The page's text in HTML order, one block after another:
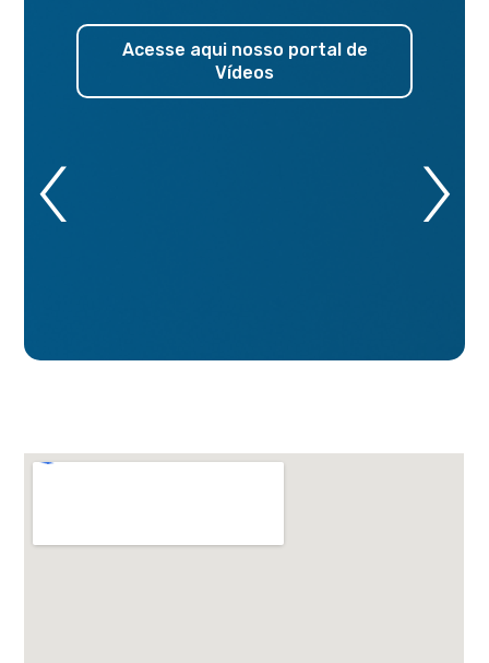
Acesse aqui nosso portal de
Vídeos
‹ ›